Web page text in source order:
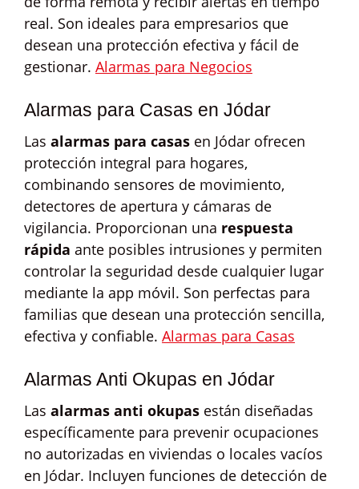
real. Son ideales para empresarios que
desean una protección efectiva y fácil de
gestionar. Alarmas para Negocios
Alarmas para Casas en Jódar
Las alarmas para casas en Jódar ofrecen
protección integral para hogares,
combinando sensores de movimiento,
detectores de apertura y cámaras de
vigilancia. Proporcionan una respuesta
rápida ante posibles intrusiones y permiten
controlar la seguridad desde cualquier lugar
mediante la app móvil. Son perfectas para
familias que desean una protección sencilla,
efectiva y confiable. Alarmas para Casas
Alarmas Anti Okupas en Jódar
Las alarmas anti okupas están diseñadas
específicamente para prevenir ocupaciones
no autorizadas en viviendas o locales vacíos
en Jódar. Incluyen funciones de detección de